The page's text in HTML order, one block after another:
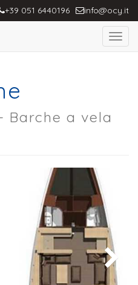
+39 051 6440196 info@ocy.it
Barche a vela